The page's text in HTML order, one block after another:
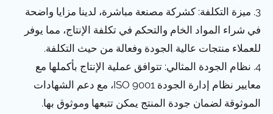
3. ميزة التكلفة: كشركة مصنعة مباشرة، لدينا مزايا واضحة
في شراء المواد الخام والتحكم في تكلفة الإنتاج، مما يوفر
للعملاء منتجات عالية الجودة وفعالة من حيث التكلفة.
4. نظام الجودة المثالي: تتوافق عملية الإنتاج بأكملها مع
معايير نظام إدارة الجودة ISO 9001، مع دعم الشهادات
الموثوقة لضمان جودة المنتج يمكن تتبعها وموثوق بها.